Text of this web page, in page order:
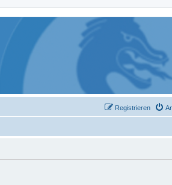
Registrieren